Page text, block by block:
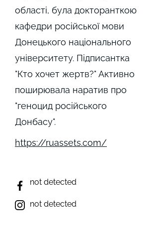
області, була докторанткою
кафедри російської мови
Донецького національного
університету. Підписантка
"Кто хочет жертв?" Активно
поширювала наратив про
"геноцид російського
Донбасу".
https://ruassets.com/
not detected
not detected